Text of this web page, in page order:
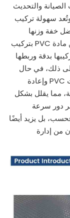
والتحديث
سهولة تركيب
خفة وزنها
ومرونتها، تسمح أرضيات الطائرات المصنوعة من مادة PVC بتركيب
بدقة وربطها
ذلك، في حال
الحاجة إلى استبدال موضعي، يمكن إزالة أرضيات PVC وإعادة
مما يقلل بشكل
دور سرعة
بل يزيد أيضًا
من إدارة